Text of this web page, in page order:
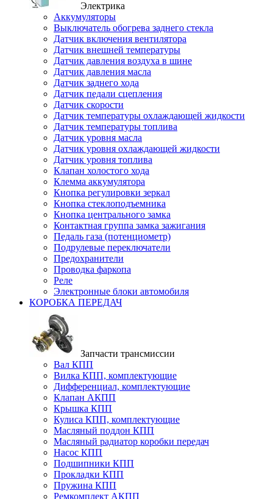
Электрика
Аккумуляторы
Выключатель обогрева заднего стекла
Датчик включения вентилятора
Датчик внешней температуры
Датчик давления воздуха в шине
Датчик давления масла
Датчик заднего хода
Датчик педали сцепления
Датчик скорости
Датчик температуры охлаждающей жидкости
Датчик температуры топлива
Датчик уровня масла
Датчик уровня охлаждающей жидкости
Датчик уровня топлива
Клапан холостого хода
Клемма аккумулятора
Кнопка регулировки зеркал
Кнопка стеклоподъемника
Кнопка центрального замка
Контактная группа замка зажигания
Педаль газа (потенциометр)
Подрулевые переключатели
Предохранители
Проводка фаркопа
Реле
Электронные блоки автомобиля
КОРОБКА ПЕРЕДАЧ
Запчасти трансмиссии
Вал КПП
Вилка КПП, комплектующие
Дифференциал, комплектующие
Клапан АКПП
Крышка КПП
Кулиса КПП, комплектующие
Масляный поддон КПП
Масляный радиатор коробки передач
Насос КПП
Подшипники КПП
Прокладки КПП
Пружина КПП
Ремкомплект АКПП